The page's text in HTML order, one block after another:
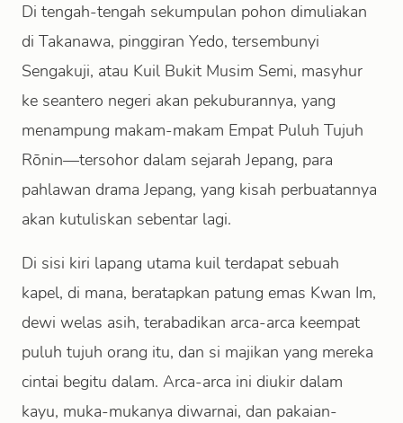
Di tengah-tengah sekumpulan pohon dimuliakan
di Takanawa, pinggiran Yedo, tersembunyi
Sengakuji, atau Kuil Bukit Musim Semi, masyhur
ke seantero negeri akan pekuburannya, yang
menampung makam-makam Empat Puluh Tujuh
Rōnin—tersohor dalam sejarah Jepang, para
pahlawan drama Jepang, yang kisah perbuatannya
akan kutuliskan sebentar lagi.
Di sisi kiri lapang utama kuil terdapat sebuah
kapel, di mana, beratapkan patung emas Kwan Im,
dewi welas asih, terabadikan arca-arca keempat
puluh tujuh orang itu, dan si majikan yang mereka
cintai begitu dalam. Arca-arca ini diukir dalam
kayu, muka-mukanya diwarnai, dan pakaian-